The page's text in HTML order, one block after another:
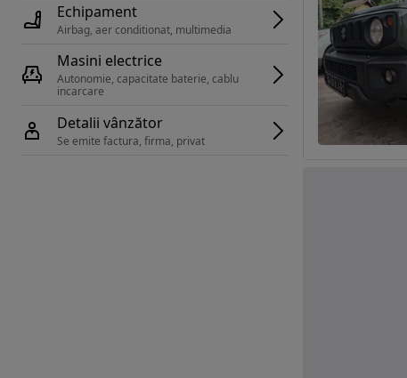
Echipament
Airbag, aer conditionat, multimedia
Masini electrice
Autonomie, capacitate baterie, cablu
Detalii vânzător
Se emite factura, firma, privat